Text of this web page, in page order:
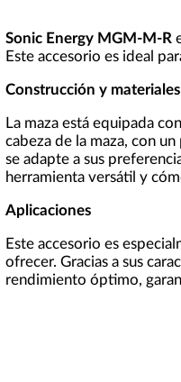
Sonic Energy MGM-M-R
Este accesorio es ideal
Construcción y materiales
La maza está equipada
cabeza de la maza, con un
se adapte a sus
herramienta versátil y
Aplicaciones
Este accesorio es
ofrecer. Gracias a sus
rendimiento óptimo,